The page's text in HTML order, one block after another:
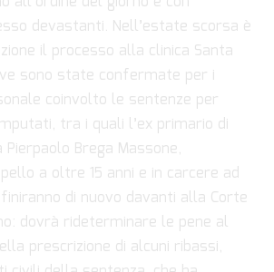
devastanti. Nell’estate scorsa è
il processo alla clinica Santa
sono state confermate per i
coinvolto le sentenze per
tra i quali l’ex primario di
Brega Massone,
a oltre 15 anni e in carcere ad
di nuovo davanti alla Corte
dovrà rideterminare le pene al
prescrizione di alcuni ribassi,